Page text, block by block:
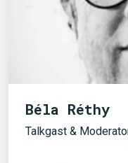
Béla Réthy
Talkgast &